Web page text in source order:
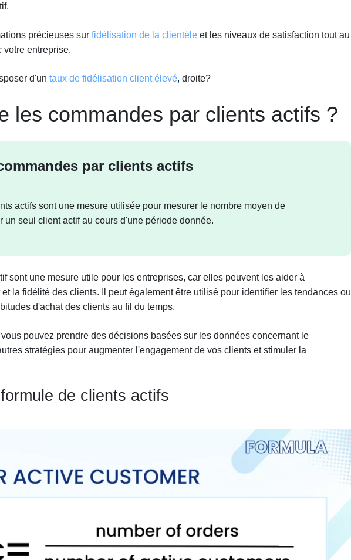
précieuses sur fidélisation de la clientèle et les niveaux de satisfaction tout au
votre entreprise.
d'un taux de fidélisation client élevé, droite?
les commandes par clients actifs ?
par clients actifs
actifs sont une mesure utilisée pour mesurer le nombre moyen de
un seul client actif au cours d'une période donnée.
sont une mesure utile pour les entreprises, car elles peuvent les aider à
la fidélité des clients. Il peut également être utilisé pour identifier les tendances ou
d'achat des clients au fil du temps.
pouvez prendre des décisions basées sur les données concernant le
stratégies pour augmenter l'engagement de vos clients et stimuler la
de clients actifs